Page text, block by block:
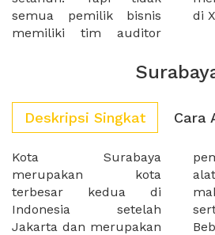
semua pemilik bisnis
memiliki tim auditor
di
Deskripsi Singkat Cara
Kota Surabaya
merupakan kota
terbesar kedua di
Indonesia setelah
Jakarta dan merupakan
pembuatan kapal, alat-
alat berat, pengolahan
makanan, agrikultur,
serta elektronik.
Beberapa perusahaan